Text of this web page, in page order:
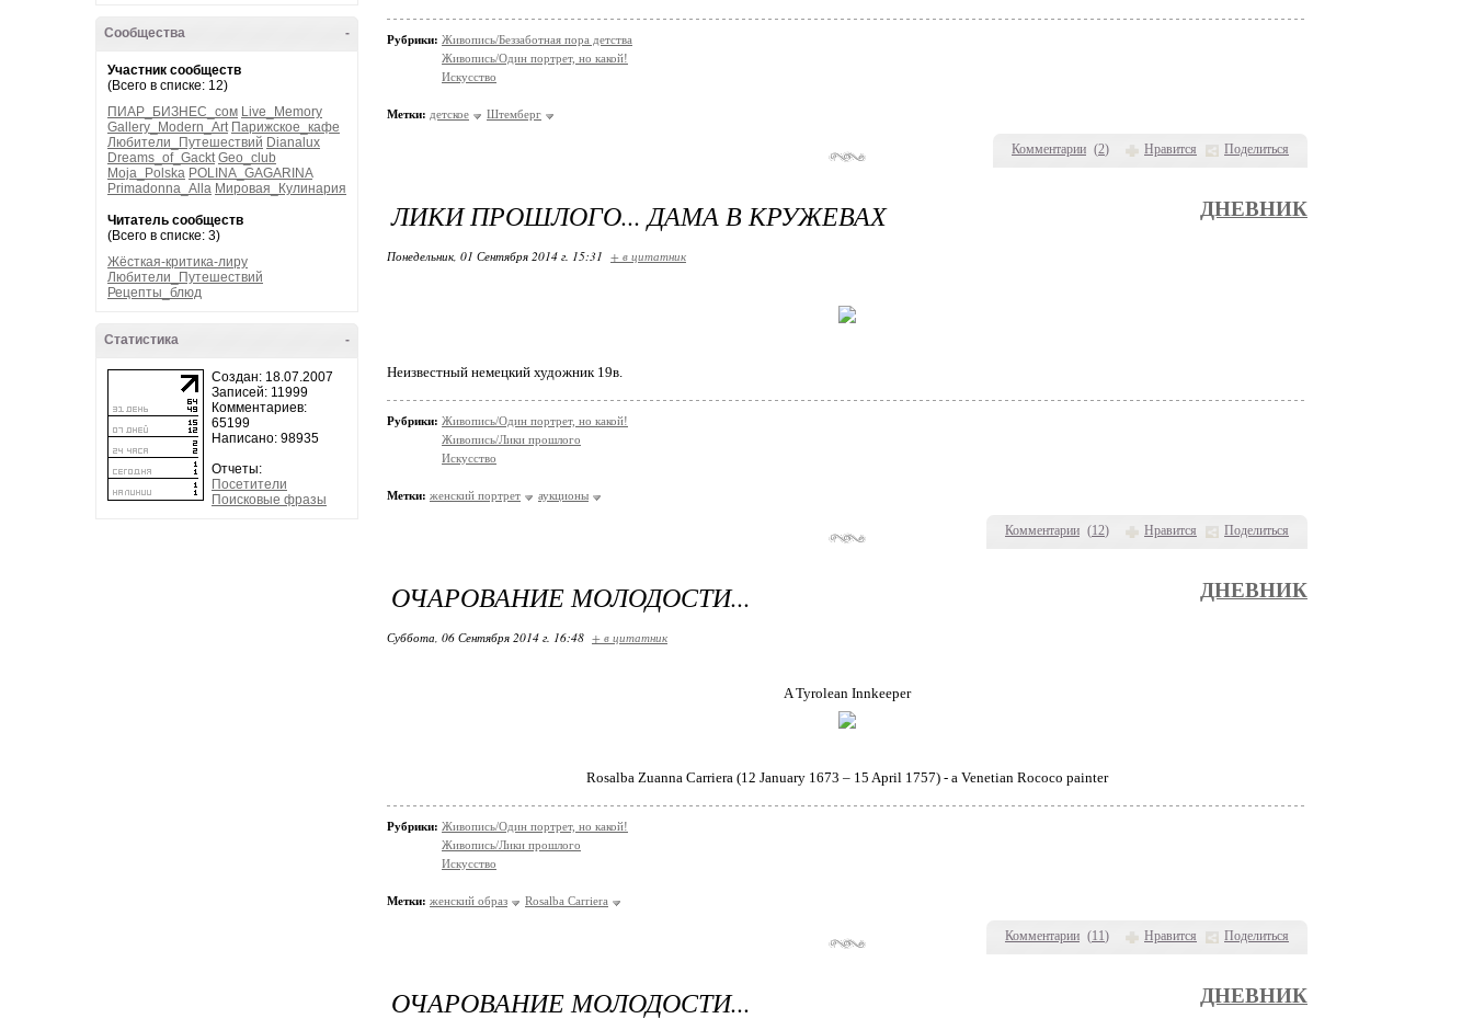
-
Сообщества
Участник сообществ
(Всего в списке: 12)
ПИАР_БИЗНЕС_сом Live_Memory
Gallery_Modern_Art Парижское_кафе
Любители_Путешествий Dianalux
Dreams_of_Gackt Geo_club
Moja_Polska POLINA_GAGARINA
Primadonna_Alla Мировая_Кулинария
Читатель сообществ
(Всего в списке: 3)
Жёсткая-критика-лиру
Любители_Путешествий
Рецепты_блюд
-
Статистика
Создан: 18.07.2007
Записей: 11999
Комментариев:
65199
Написано: 98935
Отчеты:
Посетители
Поисковые фразы
Комментарии (2) Нравится Поделиться
Рубрики: Живопись/Беззаботная пора детства
Живопись/Один портрет, но какой!
Искусство
Метки: детское Штемберг
Комментарии (12) Нравится Поделиться
ЛИКИ ПРОШЛОГО... ДАМА В КРУЖЕВАХ ДНЕВНИК
Понедельник, 01 Сентября 2014 г. 15:31 + в цитатник
Неизвестный немецкий художник 19в.
Рубрики: Живопись/Один портрет, но какой!
Живопись/Лики прошлого
Искусство
Метки: женский портрет аукционы
Комментарии (11) Нравится Поделиться
ОЧАРОВАНИЕ МОЛОДОСТИ... ДНЕВНИК
Суббота, 06 Сентября 2014 г. 16:48 + в цитатник
A Tyrolean Innkeeper
Rosalba Zuanna Carriera (12 January 1673 – 15 April 1757) - a Venetian Rococo painter
Рубрики: Живопись/Один портрет, но какой!
Живопись/Лики прошлого
Искусство
Метки: женский образ Rosalba Carriera
ОЧАРОВАНИЕ МОЛОДОСТИ... ДНЕВНИК